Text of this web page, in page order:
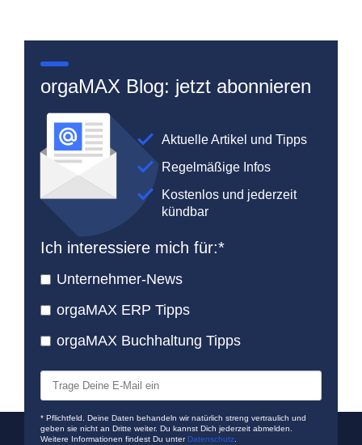
orgaMAX Blog: jetzt abonnieren
Aktuelle Artikel und Tipps
Regelmäßige Infos
Kostenlos und jederzeit
kündbar
Ich interessiere mich für:*
Unternehmer-News
orgaMAX ERP Tipps
orgaMAX Buchhaltung Tipps
* Pflichtfeld. Deine Daten behandeln wir natürlich streng vertraulich und
geben sie nicht an Dritte weiter. Du kannst Dich jederzeit abmelden.
Weitere Informationen findest Du unterDatenschutz